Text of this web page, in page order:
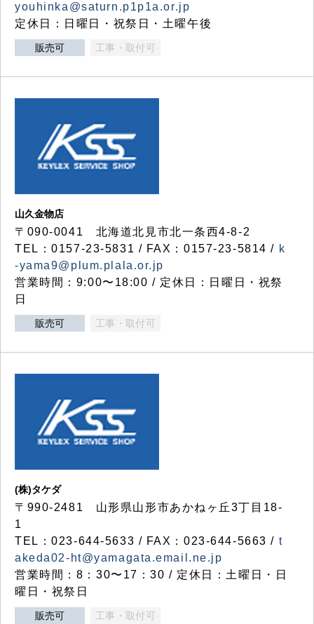
youhinka@saturn.p1p1a.or.jp
定休日：日曜日・祝祭日・土曜午後
販売可 工事・取付可
山久金物店
〒090-0041 北海道北見市北一条西4-8-2
TEL：0157-23-5831 / FAX：0157-23-5814 / k
-yama9@plum.plala.or.jp
営業時間：9:00〜18:00 / 定休日：日曜日・祝祭
日
販売可 工事・取付可
(株)タケダ
〒990-2481 山形県山形市あかねヶ丘3丁目18-
1
TEL：023-644-5633 / FAX：023-644-5663 / t
akeda02-ht@yamagata.email.ne.jp
営業時間：8：30〜17：30 / 定休日：土曜日・日
曜日・祝祭日
販売可 工事・取付可